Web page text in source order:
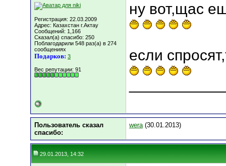
Регистрация: 22.03.2009
Адрес: Казахстан г.Актау
Сообщений: 1,166
Сказал(а) спасибо: 250
Поблагодарили 548 раз(а) в 274
сообщениях
Подарков: 3
Вес репутации: 91
ну вот,щас
если
Пользователь сказал
cпасибо:
wera(30.01.2013)
29.01.2013, 14:32